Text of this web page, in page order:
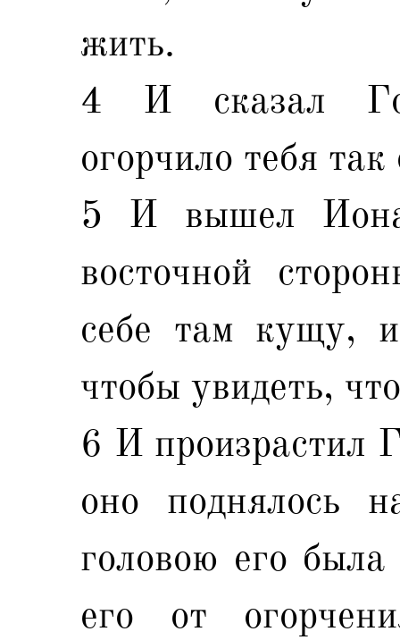
жить.
4 И сказал
огорчило тебя так
5 И вышел
восточной
себе там кущу,
чтобы увидеть,
6 И произрастил
оно поднялось
головою его
его от